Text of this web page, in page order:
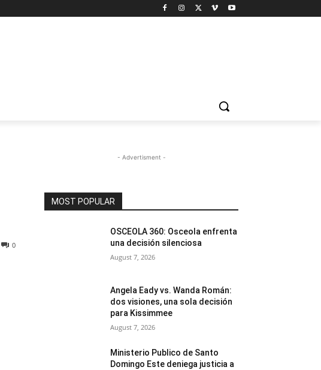
0
- Advertisment -
MOST POPULAR
OSCEOLA 360: Osceola enfrenta
una decisión silenciosa
August 7, 2026
Angela Eady vs. Wanda Román:
dos visiones, una sola decisión
para Kissimmee
August 7, 2026
Ministerio Publico de Santo
Domingo Este deniega justicia a